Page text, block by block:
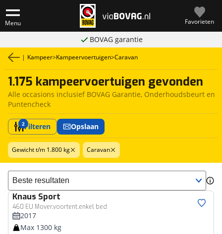
Menu Favorieten
BOVAG garantie
| Kampeer>Kampeervoertuigen>Caravan
1.175 kampeervoertuigen gevonden
Alle occasions inclusief BOVAG Garantie, Onderhoudsbeurt en
Puntencheck
2Filteren Opslaan
Gewicht t/m 1.800 kg Caravan
Sorteer resultaten
Knaus Sport
460 EU Mover,voortent,enkel bed
2017
Max 1300 kg